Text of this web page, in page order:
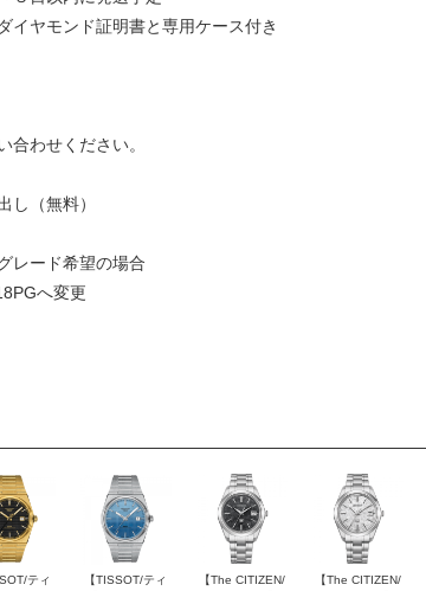
イヤモンド証明書と専用ケース付き
合わせください。
し（無料）
レード希望の場合
へ変更
ティ
【TISSOT/ティ
【The CITIZEN/
【The CITIZEN/